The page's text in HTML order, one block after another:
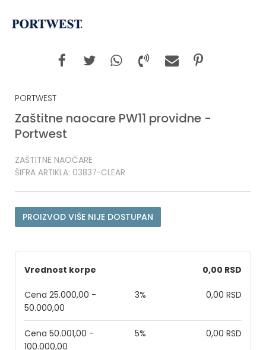
PORTWEST
Zaštitne naocare PW11 providne -
Portwest
ZAŠTITNE NAOČARE
ŠIFRA ARTIKLA: 03837-CLEAR
PROIZVOD VIŠE NIJE DOSTUPAN
Vrednost korpe 0,00 RSD
Cena 25.000,00 -
50.000,00
3% 0,00 RSD
Cena 50.001,00 -
100.000,00
5% 0,00 RSD